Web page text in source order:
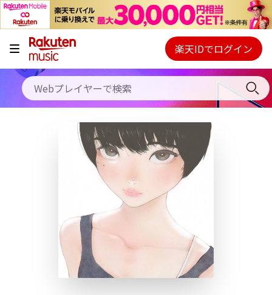
キャンペーン
料金プラン
使い方
初回30日間無料お試し
Webプレイヤー
ご契約内容の確認・変更
楽天IDでログイン